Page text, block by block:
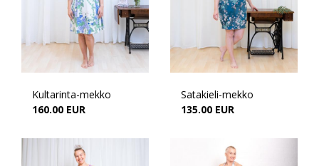
Kultarinta-mekko
160.00 EUR
Satakieli-mekko
135.00 EUR